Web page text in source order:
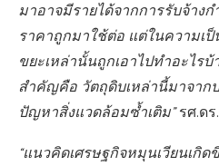
มาอาจมีรายได้จากการรับจ้าง
ราคาถูกมาใช้ต่อ แต่ในความเป็
ขยะเหล่านั้นถูกเอาไปทำอะไร
สำคัญคือ วัตถุดิบเหล่านี้มาจาก
ปัญหาสิ่งแวดล้อมซ้ำเติม”รศ.ด
“แนวคิดเศรษฐกิจหมุนเวียนเกิด